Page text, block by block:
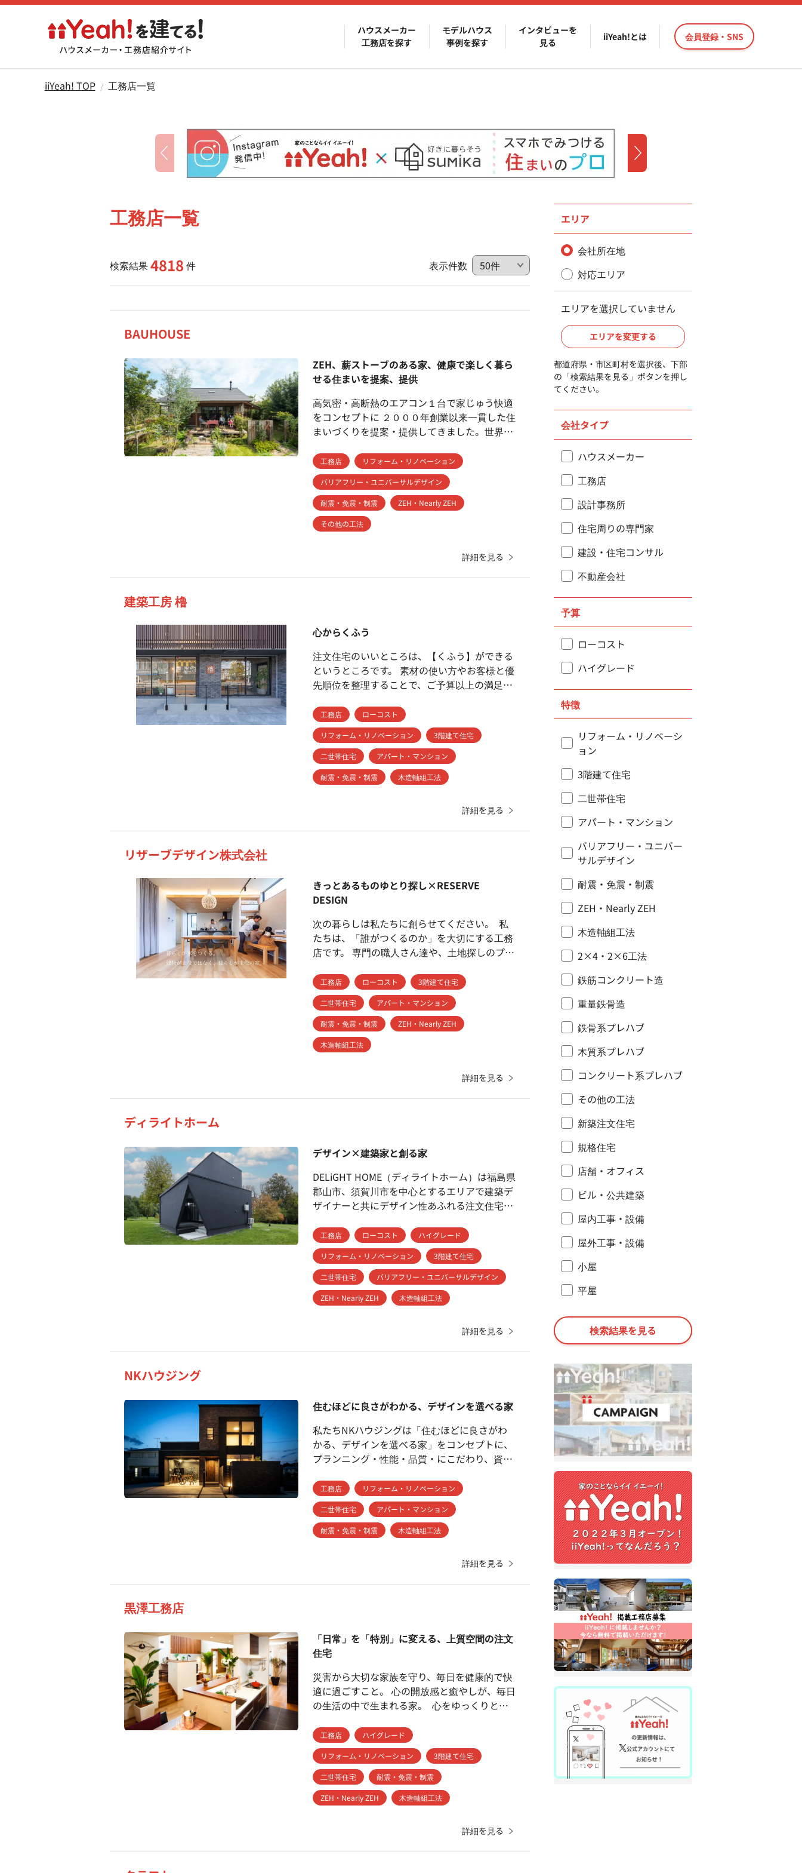
ハウスメーカー
工務店を探す
モデルハウス
事例を探す
インタビューを
見る
iiYeah!とは 会員登録・SNS
iiYeah! TOP 工務店一覧
工務店一覧
検索結果4818 件 表示件数
BAUHOUSE
ZEH、薪ストーブのある家、健康で楽しく暮ら
せる住まいを提案、提供
高気密・高断熱のエアコン１台で家じゅう快適
をコンセプトに ２０００年創業以来一貫した住
まいづくりを提案・提供してきました。世界水
抜け大空間、薪ストーブ、デッキ、ガレージな
ど遊び心と機能性を考えた住まいです。
工務店 リフォーム・リノベーション
バリアフリー・ユニバーサルデザイン
耐震・免震・制震 ZEH・Nearly ZEH
その他の工法
詳細を見る
建築工房 櫓
心からくふう
注文住宅のいいところは、【くふう】ができる
というところです。 素材の使い方やお客様と優
先順位を整理することで、ご予算以上の満足感
と私たちは考えています。 せっかく家を建て
るのだから、お客様にはそのプロセスを楽しん
でいただきたい。 私たちは、お客様とのお話さ
せていただきながら、 お客様が大切にされてい
ることを理解した上で、 【くふう】できるとこ
ろはないかと考えます。 素材の提案、プランの
工務店 ローコスト
リフォーム・リノベーション 3階建て住宅
二世帯住宅 アパート・マンション
耐震・免震・制震 木造軸組工法
詳細を見る
リザーブデザイン株式会社
きっとあるものゆとり探し×RESERVE
DESIGN
次の暮らしは私たちに創らせてください。 私
たちは、「誰がつくるのか」を大切にする工務
店です。 専門の職人さん達や、土地探しのプロ
ことを目指しています。 特に大工にはこだわ
りを持っています。 当社と共に5年以上、建物
に対する思いを共有し当社品質基準を熟知した
大工のみ。 価格については適正価格でご提示
をしています。 自由設計でこだわりの家を、で
きる限り1000万円台で実現するように お手伝
断熱性能など、様々なニーズにお応えいたしま
す。 まずは私たちに想いをぜひお聞かせくだ
工務店 ローコスト 3階建て住宅
二世帯住宅 アパート・マンション
耐震・免震・制震 ZEH・Nearly ZEH
木造軸組工法
詳細を見る
ディライトホーム
デザイン×建築家と創る家
DELiGHT HOME（ディライトホーム）は福島県
郡山市、須賀川市を中心とするエリアで建築デ
ザイナーと共にデザイン性あふれる注文住宅を
す。 ジャグジー付きのアウトドアリビングや、
インダストリアルな雰囲気のガレージハウス、
リゾート住宅、ホテルライクな暮らし方ができ
る家などハウスメーカーや地元工務店ではなか
なか実現できない家づくりをさせていただいて
おります。
工務店 ローコスト ハイグレード
リフォーム・リノベーション 3階建て住宅
二世帯住宅 バリアフリー・ユニバーサルデザイン
ZEH・Nearly ZEH 木造軸組工法
詳細を見る
NKハウジング
住むほどに良さがわかる、デザインを選べる家
私たちNKハウジングは「住むほどに良さがわ
かる、デザインを選べる家」をコンセプトに、
プランニング・性能・品質・にこだわり、資産
に根差した企業としてお客様の心に残る家づく
りを目指し、厳選した豊富なラインナップから
自由設計まで、 どれを選んでもNKハウジング
の技術・性能は保証されます。 また、お客様
工務店 リフォーム・リノベーション
二世帯住宅 アパート・マンション
耐震・免震・制震 木造軸組工法
詳細を見る
黒澤工務店
「日常」を「特別」に変える、上質空間の注文
住宅
災害から大切な家族を守り、毎日を健康的で快
適に過ごすこと。 心の開放感と癒やしが、毎日
の生活の中で生まれる家。 心をゆっくりと開
刻に変えてくれる。 いつか訪れたリゾート地で
感じた安らぎと、ちょっとした贅沢な時間。そ
んな家造りをカタチにしています。 黒澤工務
店の家は、国内トップレベルの安心・安全構
造。 暮らしやすさを考え抜いた間取り設計はも
ちろん、素材、空間コーディネート、照明設計
心もリラックスできる住まいなのです。 マイ
ホームで過ごす時間が有意義で充実しているか
工務店 ハイグレード
リフォーム・リノベーション 3階建て住宅
二世帯住宅 耐震・免震・制震
ZEH・Nearly ZEH 木造軸組工法
詳細を見る
エリア
会社所在地
対応エリア
エリアを選択していません
エリアを変更する
都道府県・市区町村を選択後、下部
の「検索結果を見る」ボタンを押し
てください。
会社タイプ
ハウスメーカー
工務店
設計事務所
住宅周りの専門家
建設・住宅コンサル
不動産会社
予算
ローコスト
ハイグレード
特徴
リフォーム・リノベーシ
ョン
3階建て住宅
二世帯住宅
アパート・マンション
バリアフリー・ユニバー
サルデザイン
耐震・免震・制震
ZEH・Nearly ZEH
木造軸組工法
2×4・2×6工法
鉄筋コンクリート造
重量鉄骨造
鉄骨系プレハブ
木質系プレハブ
コンクリート系プレハブ
その他の工法
新築注文住宅
規格住宅
店舗・オフィス
ビル・公共建築
屋内工事・設備
屋外工事・設備
小屋
平屋
検索結果を見る